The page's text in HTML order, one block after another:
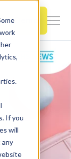
If you
will
any
a Demo
for